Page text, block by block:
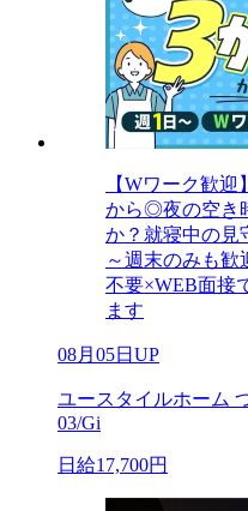
【Wワーク歓
から◎夜の空き
か？就寝中の見
～週末のみも
不要×WEB面接
ます
08月05日UP
ユースタイルホーム
03/Gi
日給17,700円